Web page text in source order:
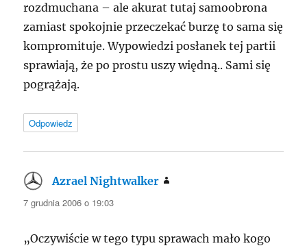
rozdmuchana – ale akurat tutaj samoobrona
zamiast spokojnie przeczekać burzę to sama się
kompromituje. Wypowiedzi posłanek tej partii
sprawiają, że po prostu uszy więdną.. Sami się
pogrążają.
Odpowiedz
Azrael Nightwalker
7 grudnia 2006 o 19:03
„Oczywiście w tego typu sprawach mało kogo